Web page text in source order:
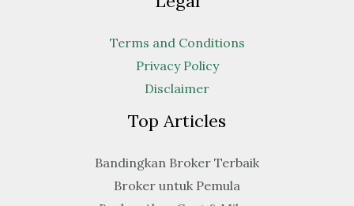
Terms and Conditions
Privacy Policy
Disclaimer
Top Articles
Bandingkan Broker Terbaik
Broker untuk Pemula